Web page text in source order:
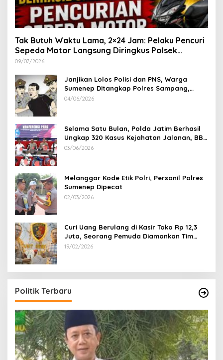
Tak Butuh Waktu Lama, 2×24 Jam: Pelaku Pencuri
Sepeda Motor Langsung Diringkus Polsek
Lenteng di Wilayah Manding
09/07/2026
Janjikan Lolos Polisi dan PNS, Warga
Sumenep Ditangkap Polres Sampang,
Korban Rugi Rp 600 juta
04/06/2026
Selama Satu Bulan, Polda Jatim Berhasil
Ungkap 320 Kasus Kejahatan Jalanan, BB
100 Sepeda Motor dan 12 Mobil Diamankan
03/06/2026
Melanggar Kode Etik Polri, Personil Polres
Sumenep Dipecat
02/03/2026
Curi Uang Berulang di Kasir Toko Rp 12,3
Juta, Seorang Pemuda Diamankan Tim
Reskrim Polsek Lenteng Sumenep
19/02/2026
Politik Terbaru